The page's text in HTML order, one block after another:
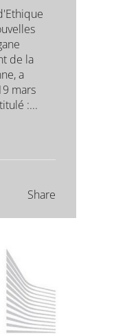
de la
a
mars
:...
Share